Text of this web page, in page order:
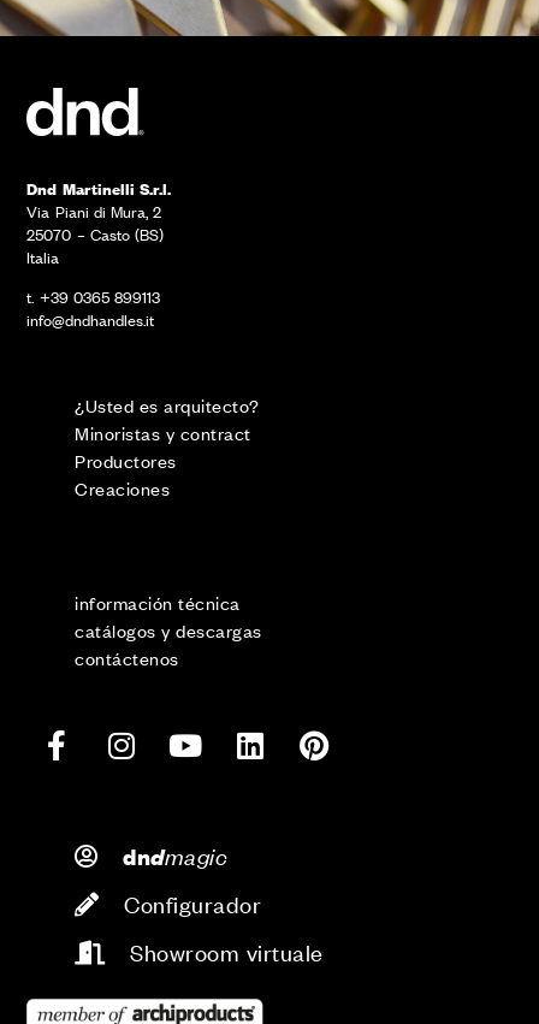
Dnd Martinelli S.r.l.
Via Piani di Mura, 2
25070 – Casto (BS)
Italia
t. +39 0365 899113
info@dndhandles.it
¿Usted es arquitecto?
Minoristas y contract
Productores
Creaciones
información técnica
catálogos y descargas
contáctenos
dndmagic
Configurador
Showroom virtuale